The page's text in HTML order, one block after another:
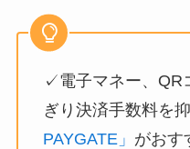
✓電子マネー、QR
ぎり決済手数料を
PAYGATE」 がおす